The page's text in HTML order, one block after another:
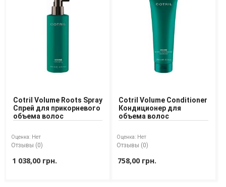
Cotril Volume Roots Spray
Спрей для прикорневого
объема волос
Оценка: Нет
Отзывы (0)
1 038,00 грн.
Cotril Volume Conditioner
Кондиционер для
объема волос
Оценка: Нет
Отзывы (0)
758,00 грн.